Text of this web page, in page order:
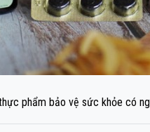
phẩm bảo vệ sức khỏe có